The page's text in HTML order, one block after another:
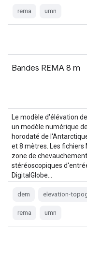
rema umn
Bandes REMA 8 m
Le modèle d'élévation
un modèle numérique
horodaté de
et 8 mètres. Les fichiers
zone de
stéréoscopiques
DigitalGlobe…
dem elevation-
rema umn